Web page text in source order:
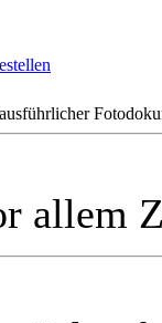
allem